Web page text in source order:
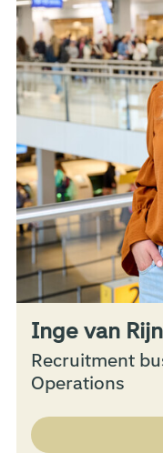
Inge van Rijn
Recruitment
Operations